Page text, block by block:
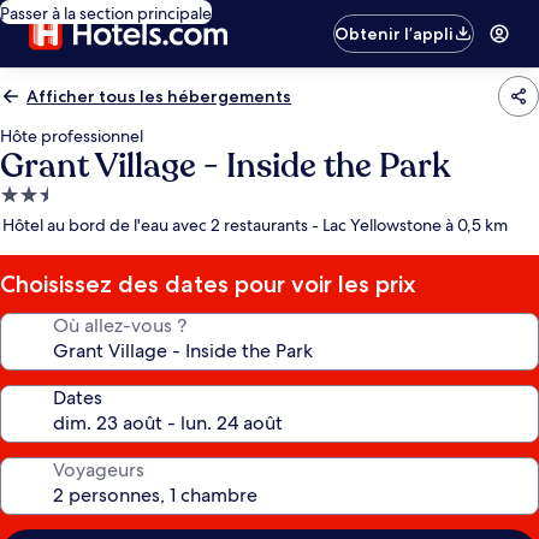
Passer à la section principale
Obtenir l’appli
Afficher tous les hébergements
Hôte professionnel
Grant Village - Inside the Park
Hébergement
2.5 étoiles
Hôtel au bord de l'eau avec 2 restaurants - Lac Yellowstone à 0,5 km
Choisissez des dates pour voir les prix
Où allez-vous ?
Dates
Voyageurs